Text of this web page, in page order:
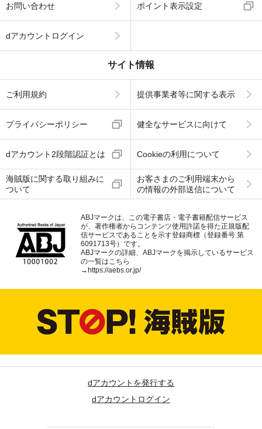
お問い合わせ ポイント表示設定
dアカウントログイン
サイト情報
ご利用規約 提供事業者等に関する表示
プライバシーポリシー 健全なサービスに向けて
dアカウント2段階認証とは Cookieの利用について
海賊版に関する取り組みに
ついて
お客さまのご利用端末から
の情報の外部送信について
ABJマークは、この電子書店・電子書籍配信サービス
が、著作権者からコンテンツ使用許諾を得た正規版配
信サービスであることを示す登録商標（登録番号 第
6091713号）です。
ABJマークの詳細、ABJマークを掲示しているサービス
の一覧はこちら
→https://aebs.or.jp/
dアカウントを発行する
dアカウントログイン